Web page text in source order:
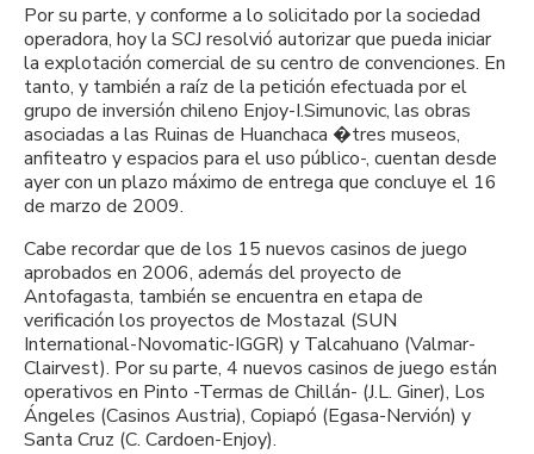
Por su parte, y conforme a lo solicitado por la sociedad
operadora, hoy la SCJ resolvió autorizar que pueda iniciar
la explotación comercial de su centro de convenciones. En
tanto, y también a raíz de la petición efectuada por el
grupo de inversión chileno Enjoy-I.Simunovic, las obras
asociadas a las Ruinas de Huanchaca �tres museos,
anfiteatro y espacios para el uso público-, cuentan desde
ayer con un plazo máximo de entrega que concluye el 16
de marzo de 2009.
Cabe recordar que de los 15 nuevos casinos de juego
aprobados en 2006, además del proyecto de
Antofagasta, también se encuentra en etapa de
verificación los proyectos de Mostazal (SUN
International-Novomatic-IGGR) y Talcahuano (Valmar-
Clairvest). Por su parte, 4 nuevos casinos de juego están
operativos en Pinto -Termas de Chillán- (J.L. Giner), Los
Ángeles (Casinos Austria), Copiapó (Egasa-Nervión) y
Santa Cruz (C. Cardoen-Enjoy).